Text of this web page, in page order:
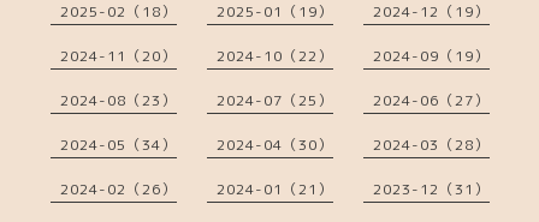
2025-02（18） 2025-01（19） 2024-12（19）
2024-11（20） 2024-10（22） 2024-09（19）
2024-08（23） 2024-07（25） 2024-06（27）
2024-05（34） 2024-04（30） 2024-03（28）
2024-02（26） 2024-01（21） 2023-12（31）